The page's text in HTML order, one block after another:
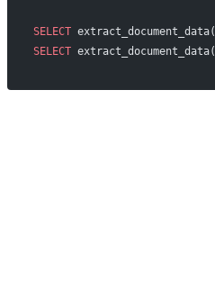
SELECT extract_document_data(
SELECT extract_document_data(